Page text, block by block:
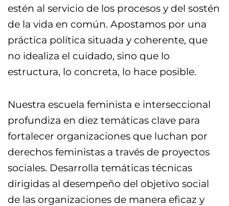
estén al servicio de los procesos y del sostén
de la vida en común. Apostamos por una
práctica política situada y coherente, que
no idealiza el cuidado, sino que lo
estructura, lo concreta, lo hace posible.
Nuestra escuela feminista e interseccional
profundiza en diez temáticas clave para
fortalecer organizaciones que luchan por
derechos feministas a través de proyectos
sociales. Desarrolla temáticas técnicas
dirigidas al desempeño del objetivo social
de las organizaciones de manera eficaz y